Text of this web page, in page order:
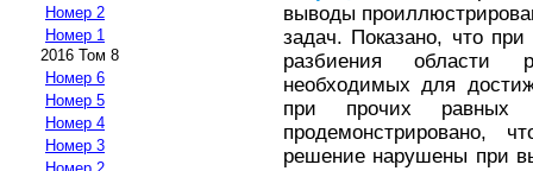
Номер 2
Номер 1
2016 Том 8
Номер 6
Номер 5
Номер 4
Номер 3
выводы
задач. Показано, что при
разбиения области
необходимых для
при прочих равных
продемонстрировано,
решение нарушены при